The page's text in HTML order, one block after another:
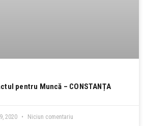
pentru Muncă – CONSTANȚA
2020 Niciun comentariu